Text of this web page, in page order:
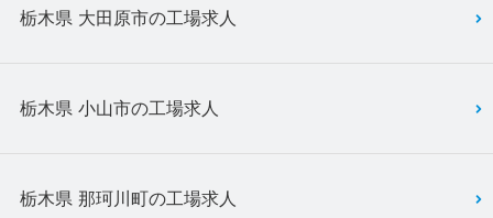
栃木県 大田原市の工場求人
栃木県 小山市の工場求人
栃木県 那珂川町の工場求人